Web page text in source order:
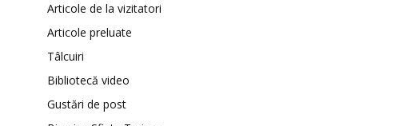
Articole de la vizitatori
Articole preluate
Tâlcuiri
Bibliotecă video
Gustări de post